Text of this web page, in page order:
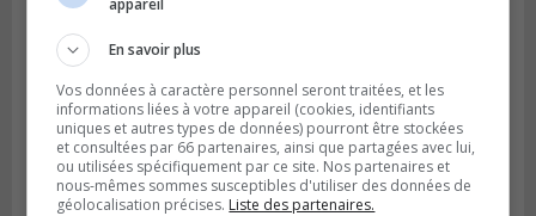
En savoir plus
Vos données à caractère personnel seront traitées, et les
informations liées à votre appareil (cookies, identifiants
uniques et autres types de données) pourront être stockées
et consultées par 66 partenaires, ainsi que partagées avec lui,
ou utilisées spécifiquement par ce site. Nos partenaires et
nous-mêmes sommes susceptibles d'utiliser des données de
géolocalisation précises. Liste des partenaires.